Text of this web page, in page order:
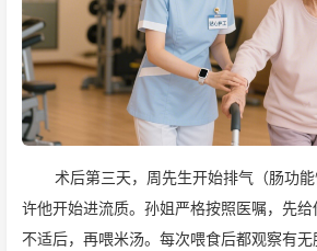
术后第三天，周先生开始排气（肠功
许他开始进流质。孙姐严格按照医嘱，先
不适后，再喂米汤。每次喂食后都观察有